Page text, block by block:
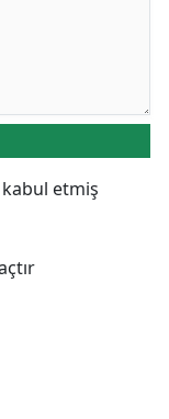
etmiş